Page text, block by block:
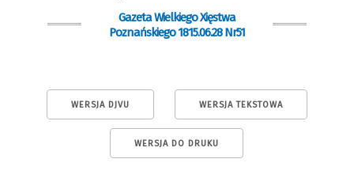
Gazeta Wielkiego Xięstwa
Poznańskiego 1815.06.28 Nr51
WERSJA DJVU WERSJA TEKSTOWA
WERSJA DO DRUKU